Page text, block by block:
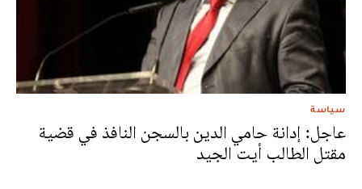
سياسة
عاجل: إدانة حامي الدين بالسجن النافذ في قضية
مقتل الطالب أيت الجيد